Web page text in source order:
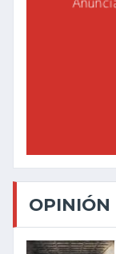
OPINIÓN